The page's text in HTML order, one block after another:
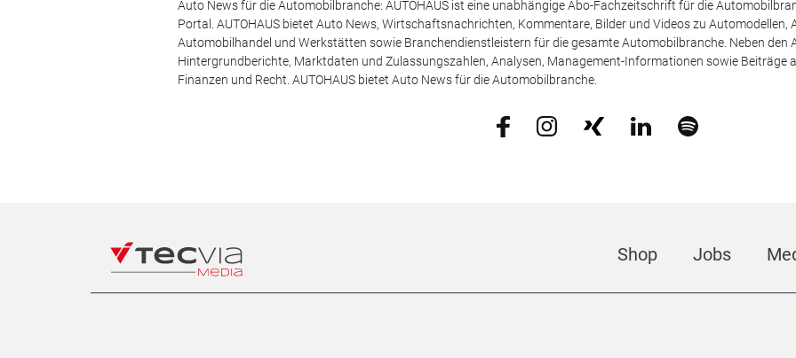
Auto News für die Automobilbranche: AUTOHAUS ist eine unabhängige Abo-Fachzeitschrift für die
Portal. AUTOHAUS bietet Auto News, Wirtschaftsnachrichten, Kommentare, Bilder und Videos zu
Automobilhandel und Werkstätten sowie Branchendienstleistern für die gesamte Automobilbranche. Neben den
Hintergrundberichte, Marktdaten und Zulassungszahlen, Analysen, Management-Informationen sowie Beiträge
Finanzen und Recht. AUTOHAUS bietet Auto News für die Automobilbranche.
Shop Jobs